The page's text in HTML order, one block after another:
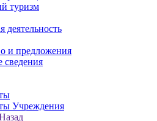
туризм
деятельность
и предложения
сведения
Учреждения